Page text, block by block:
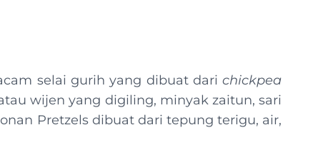
selai gurih yang dibuat darichickpea
wijen yang digiling, minyak zaitun, sari
Pretzels dibuat dari tepung terigu, air,